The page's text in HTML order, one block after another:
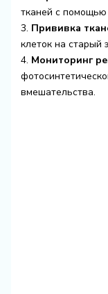
тканей с помощью
3. Прививка
клеток на старый
4. Мониторинг
вмешательства.